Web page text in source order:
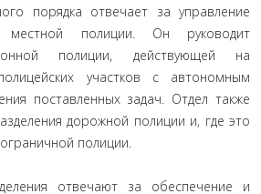
порядка отвечает за управление
местной полиции. Он руководит
полиции, действующей на
участков с автономным
поставленных задач. Отдел также
дорожной полиции и, где это
полиции.
отвечают за обеспечение и